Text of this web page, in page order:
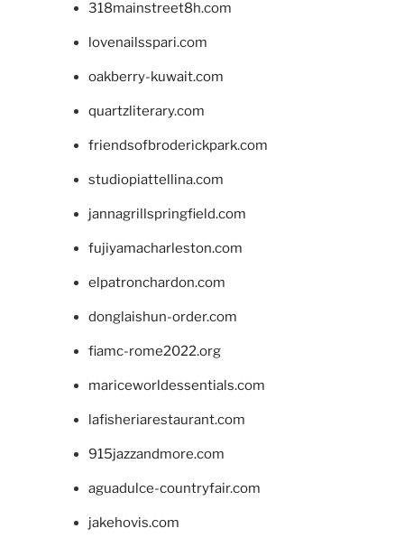
318mainstreet8h.com
lovenailsspari.com
oakberry-kuwait.com
quartzliterary.com
friendsofbroderickpark.com
studiopiattellina.com
jannagrillspringfield.com
fujiyamacharleston.com
elpatronchardon.com
donglaishun-order.com
fiamc-rome2022.org
mariceworldessentials.com
lafisheriarestaurant.com
915jazzandmore.com
aguadulce-countryfair.com
jakehovis.com